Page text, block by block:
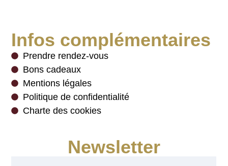
Infos complémentaires
Prendre rendez-vous
Bons cadeaux
Mentions légales
Politique de confidentialité
Charte des cookies
Newsletter